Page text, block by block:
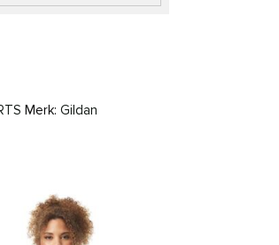
Merk: Gildan